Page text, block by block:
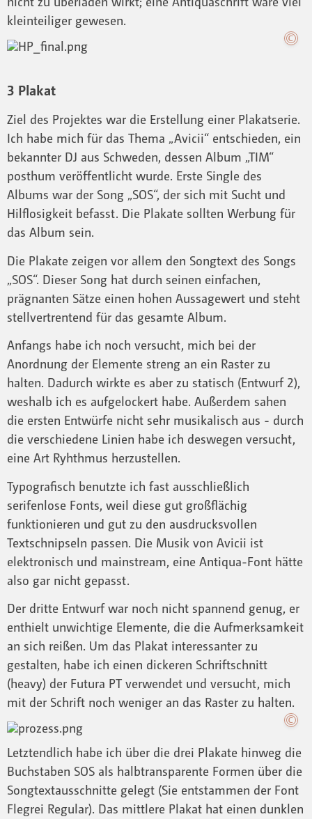
kleinteiliger gewesen.
3 Plakat
Ziel des Projektes war die Erstellung einer Plakatserie.
Ich habe mich für das Thema „Avicii“ entschieden, ein
bekannter DJ aus Schweden, dessen Album „TIM“
posthum veröffentlicht wurde. Erste Single des
Albums war der Song „SOS“, der sich mit Sucht und
Hilflosigkeit befasst. Die Plakate sollten Werbung für
das Album sein.
Die Plakate zeigen vor allem den Songtext des Songs
„SOS“. Dieser Song hat durch seinen einfachen,
prägnanten Sätze einen hohen Aussagewert und steht
stellvertrentend für das gesamte Album.
Anfangs habe ich noch versucht, mich bei der
Anordnung der Elemente streng an ein Raster zu
halten. Dadurch wirkte es aber zu statisch (Entwurf 2),
weshalb ich es aufgelockert habe. Außerdem sahen
die ersten Entwürfe nicht sehr musikalisch aus - durch
die verschiedene Linien habe ich deswegen versucht,
eine Art Ryhthmus herzustellen.
Typografisch benutzte ich fast ausschließlich
serifenlose Fonts, weil diese gut großflächig
funktionieren und gut zu den ausdrucksvollen
Textschnipseln passen. Die Musik von Avicii ist
elektronisch und mainstream, eine Antiqua-Font hätte
also gar nicht gepasst.
Der dritte Entwurf war noch nicht spannend genug, er
enthielt unwichtige Elemente, die die Aufmerksamkeit
an sich reißen. Um das Plakat interessanter zu
gestalten, habe ich einen dickeren Schriftschnitt
(heavy) der Futura PT verwendet und versucht, mich
mit der Schrift noch weniger an das Raster zu halten.
Letztendlich habe ich über die drei Plakate hinweg die
Buchstaben SOS als halbtransparente Formen über die
Songtextausschnitte gelegt (Sie entstammen der Font
Flegrei Regular). Das mittlere Plakat hat einen dunklen